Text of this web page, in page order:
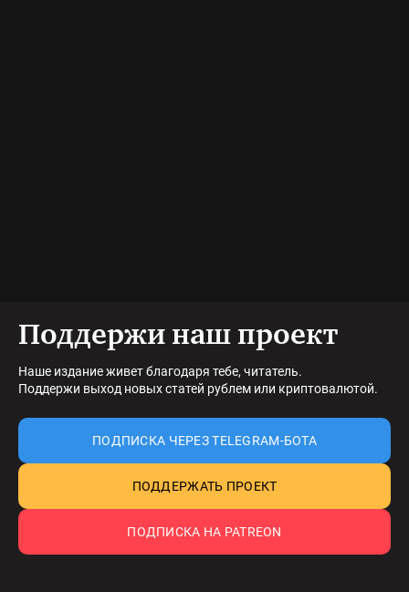
Поддержи наш проект
Наше издание живет благодаря тебе, читатель.
Поддержи выход новых статей рублем или криптовалютой.
ПОДПИСКА ЧЕРЕЗ TELEGRAM-БОТА
ПОДДЕРЖАТЬ ПРОЕКТ
ПОДПИСКА НА PATREON